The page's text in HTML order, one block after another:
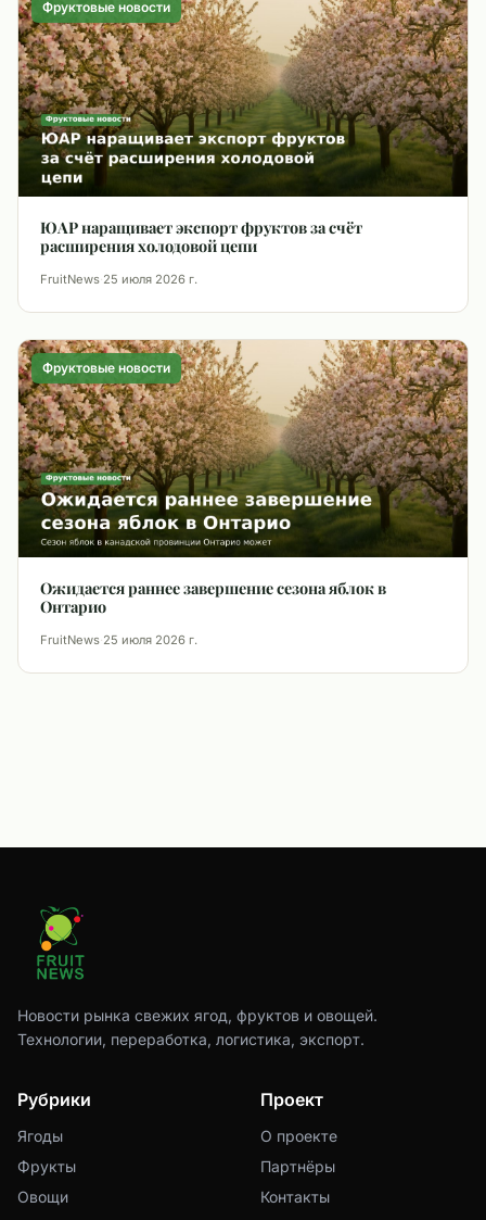
Фруктовые новости
ЮАР наращивает экспорт фруктов за счёт
расширения холодовой цепи
FruitNews·25 июля 2026 г.
Фруктовые новости
Ожидается раннее завершение сезона яблок в
Онтарио
FruitNews·25 июля 2026 г.
Новости рынка свежих ягод, фруктов и овощей.
Технологии, переработка, логистика, экспорт.
Рубрики
Ягоды
Фрукты
Овощи
Проект
О проекте
Партнёры
Контакты